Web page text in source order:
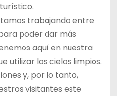
trabajando entre
poder dar más
aquí en nuestra
utilizar los cielos limpios.
y, por lo tanto,
visitantes este